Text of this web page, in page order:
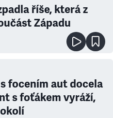
říše, která z
Západu
focením aut docela
s foťákem vyráží,